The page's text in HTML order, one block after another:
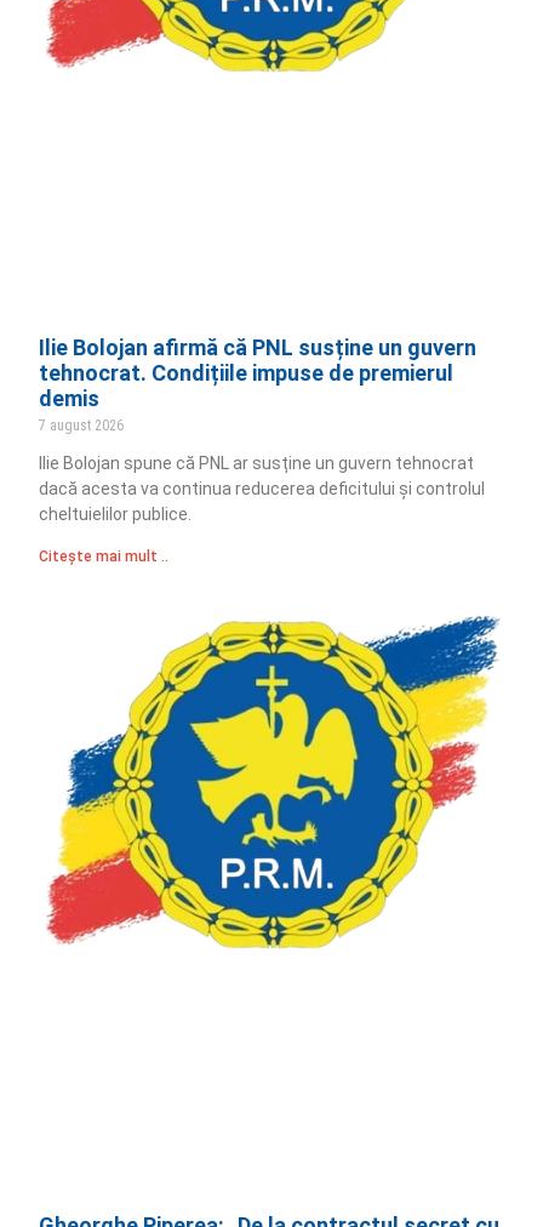
Ilie Bolojan afirmă că PNL susține un guvern
tehnocrat. Condițiile impuse de premierul
demis
7 august 2026
Ilie Bolojan spune că PNL ar susține un guvern tehnocrat
dacă acesta va continua reducerea deficitului și controlul
cheltuielilor publice.
Citește mai mult ..